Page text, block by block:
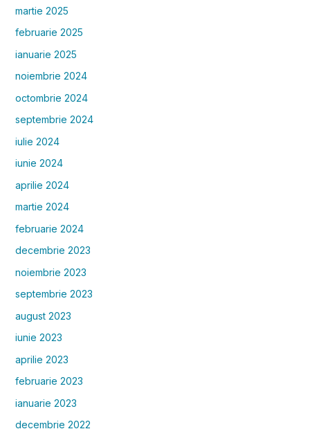
martie 2025
februarie 2025
ianuarie 2025
noiembrie 2024
octombrie 2024
septembrie 2024
iulie 2024
iunie 2024
aprilie 2024
martie 2024
februarie 2024
decembrie 2023
noiembrie 2023
septembrie 2023
august 2023
iunie 2023
aprilie 2023
februarie 2023
ianuarie 2023
decembrie 2022